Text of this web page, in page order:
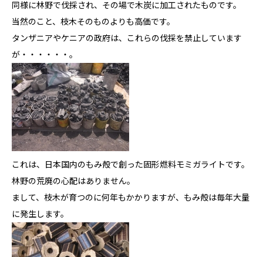
同様に林野で伐採され、その場で木炭に加工されたものです。
当然のこと、枝木そのものよりも高価です。
タンザニアやケニアの政府は、これらの伐採を禁止しています
が・・・・・・。
これは、日本国内のもみ殻で創った固形燃料モミガライトです。
林野の荒廃の心配はありません。
まして、枝木が育つのに何年もかかりますが、もみ殻は毎年大量
に発生します。